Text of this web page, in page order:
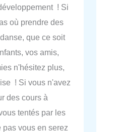
! Si
où prendre des
que ce soit
vos amis,
n'hésitez plus,
! Si vous n'avez
des cours à
tentés par les
pas vous en serez